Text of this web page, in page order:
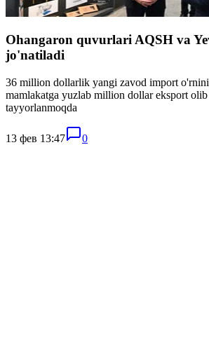
Ohangaron quvurlari AQSH va
jo'natiladi
36 million dollarlik yangi zavod import o'rnini
mamlakatga yuzlab million dollar eksport olib
tayyorlanmoqda
13 фев 13:47 0